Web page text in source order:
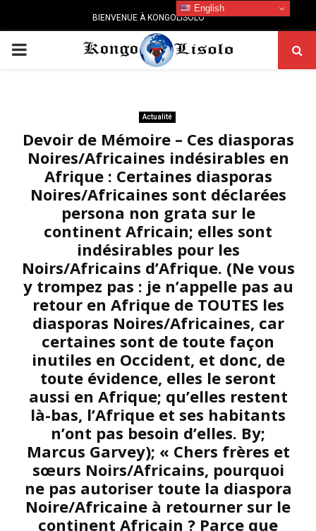
BIENVENUE À KONGOLISOLO
PRIMARY
Actualité
Devoir de Mémoire – Ces diasporas
Noires/Africaines indésirables en
Afrique : Certaines diasporas
Noires/Africaines sont déclarées
persona non grata sur le
continent Africain; elles sont
indésirables pour les
Noirs/Africains d’Afrique. (Ne vous
y trompez pas : je n’appelle pas au
retour en Afrique de TOUTES les
diasporas Noires/Africaines, car
certaines sont de toute façon
inutiles en Occident, et donc, de
toute évidence, elles le seront
aussi en Afrique; qu’elles restent
là-bas, l’Afrique et ses habitants
n’ont pas besoin d’elles. By;
Marcus Garvey); « Chers frères et
sœurs Noirs/Africains, pourquoi
ne pas autoriser toute la diaspora
Noire/Africaine à retourner sur le
continent Africain ? Parce que
English